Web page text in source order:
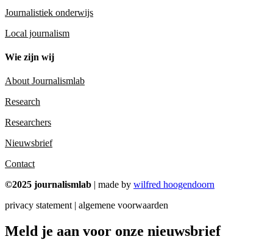
Journalistiek onderwijs
Local journalism
Wie zijn wij
About Journalismlab
Research
Researchers
Nieuwsbrief
Contact
©2025 journalismlab | made by wilfred hoogendoorn
privacy statement | algemene voorwaarden
Meld je aan voor onze nieuwsbrief